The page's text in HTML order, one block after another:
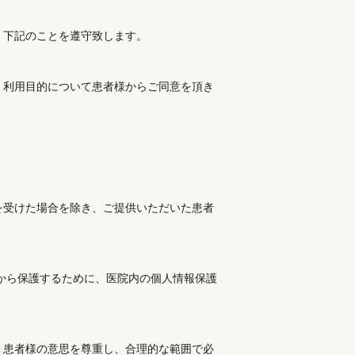
記のことを遵守致します。
用目的について患者様からご同意を頂き
けた場合を除き、ご提供いただいた患者
保護するために、医院内の個人情報保護
者様の意思を尊重し、合理的な範囲で必